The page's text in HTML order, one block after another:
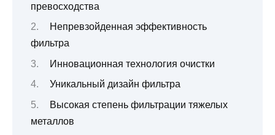
превосходства
Непревзойденная эффективность
фильтра
Инновационная технология очистки
Уникальный дизайн фильтра
Высокая степень фильтрации тяжелых
металлов